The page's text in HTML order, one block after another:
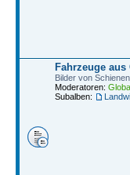
Fahrzeuge aus
Bilder von
Moderatoren:
Subalben: